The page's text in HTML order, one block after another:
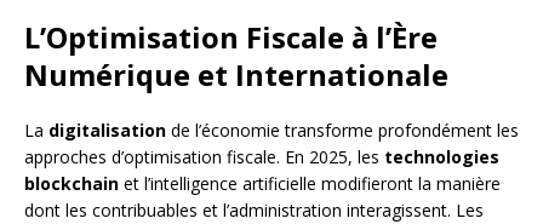
L’Optimisation Fiscale à l’Ère
Numérique et Internationale
La digitalisation de l’économie transforme profondément les
approches d’optimisation fiscale. En 2025, les technologies
blockchain et l’intelligence artificielle modifieront la manière
dont les contribuables et l’administration interagissent. Les